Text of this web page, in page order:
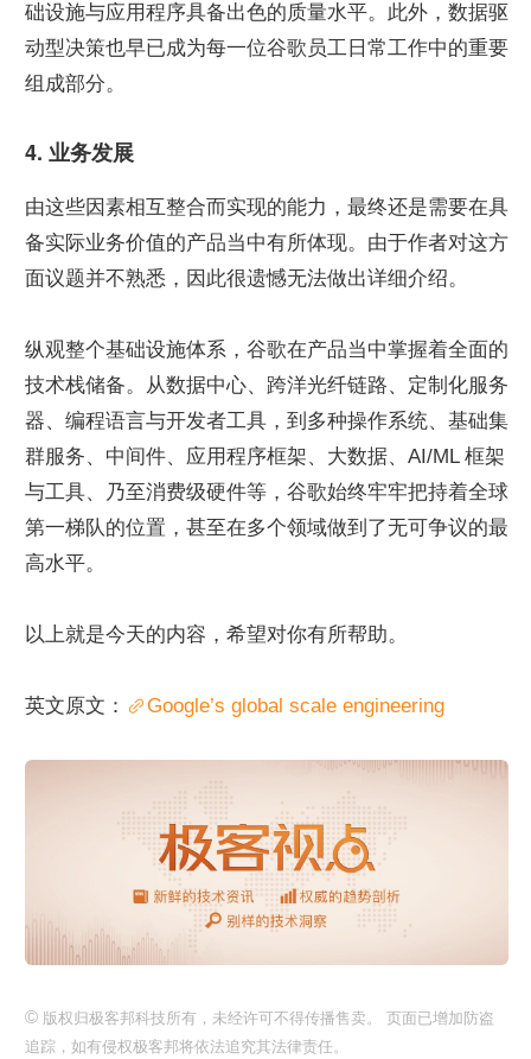
础设施与应用程序具备出色的质量水平。此外，数据驱
动型决策也早已成为每一位谷歌员工日常工作中的重要
组成部分。
4. 业务发展
由这些因素相互整合而实现的能力，最终还是需要在具
备实际业务价值的产品当中有所体现。由于作者对这方
面议题并不熟悉，因此很遗憾无法做出详细介绍。
纵观整个基础设施体系，谷歌在产品当中掌握着全面的
技术栈储备。从数据中心、跨洋光纤链路、定制化服务
器、编程语言与开发者工具，到多种操作系统、基础集
群服务、中间件、应用程序框架、大数据、AI/ML 框架
与工具、乃至消费级硬件等，谷歌始终牢牢把持着全球
第一梯队的位置，甚至在多个领域做到了无可争议的最
高水平。
以上就是今天的内容，希望对你有所帮助。
英文原文： Google’s global scale engineering
© 版权归极客邦科技所有，未经许可不得传播售卖。 页面已增加防盗
追踪，如有侵权极客邦将依法追究其法律责任。